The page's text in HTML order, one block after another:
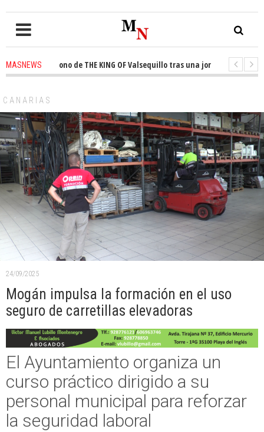
MASNEWS
el trono de THE KING OF Valsequillo tras una jornada de baloncesto
CANARIAS
24/09/2025
Mogán impulsa la formación en el uso
seguro de carretillas elevadoras
El Ayuntamiento organiza un
curso práctico dirigido a su
personal municipal para reforzar
la seguridad laboral